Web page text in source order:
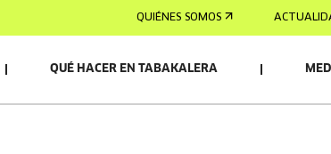
QUIÉNES SOMOS
QUÉ HACER EN TABAKALERA